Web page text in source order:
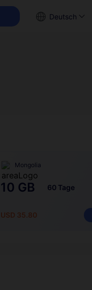
Deutsch
Mongolia
10 GB 60 Tage
USD 35.80